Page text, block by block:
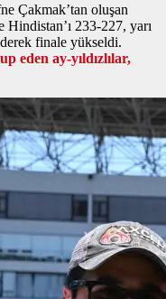
Çakmak’tan oluşan
233-227, yarı
finale yükseldi.
eden ay-yıldızlılar,